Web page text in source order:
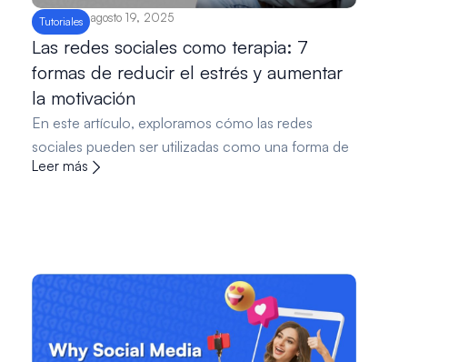
Tutoriales agosto 19, 2025
Las redes sociales como terapia: 7
formas de reducir el estrés y aumentar
la motivación
En este artículo, exploramos cómo las redes
sociales pueden ser utilizadas como una forma de
Leer más